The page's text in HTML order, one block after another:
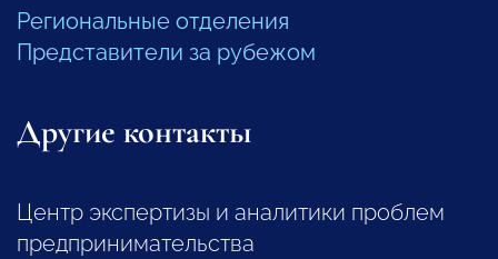
Региональные отделения
Представители за рубежом
Другие контакты
Центр экспертизы и аналитики проблем
предпринимательства